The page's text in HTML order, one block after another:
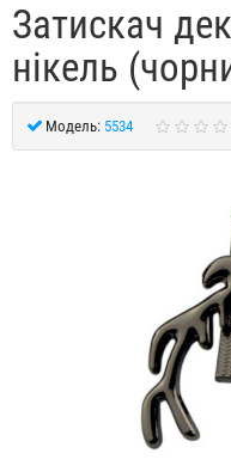
Затискач
нікель
Модель: 5534